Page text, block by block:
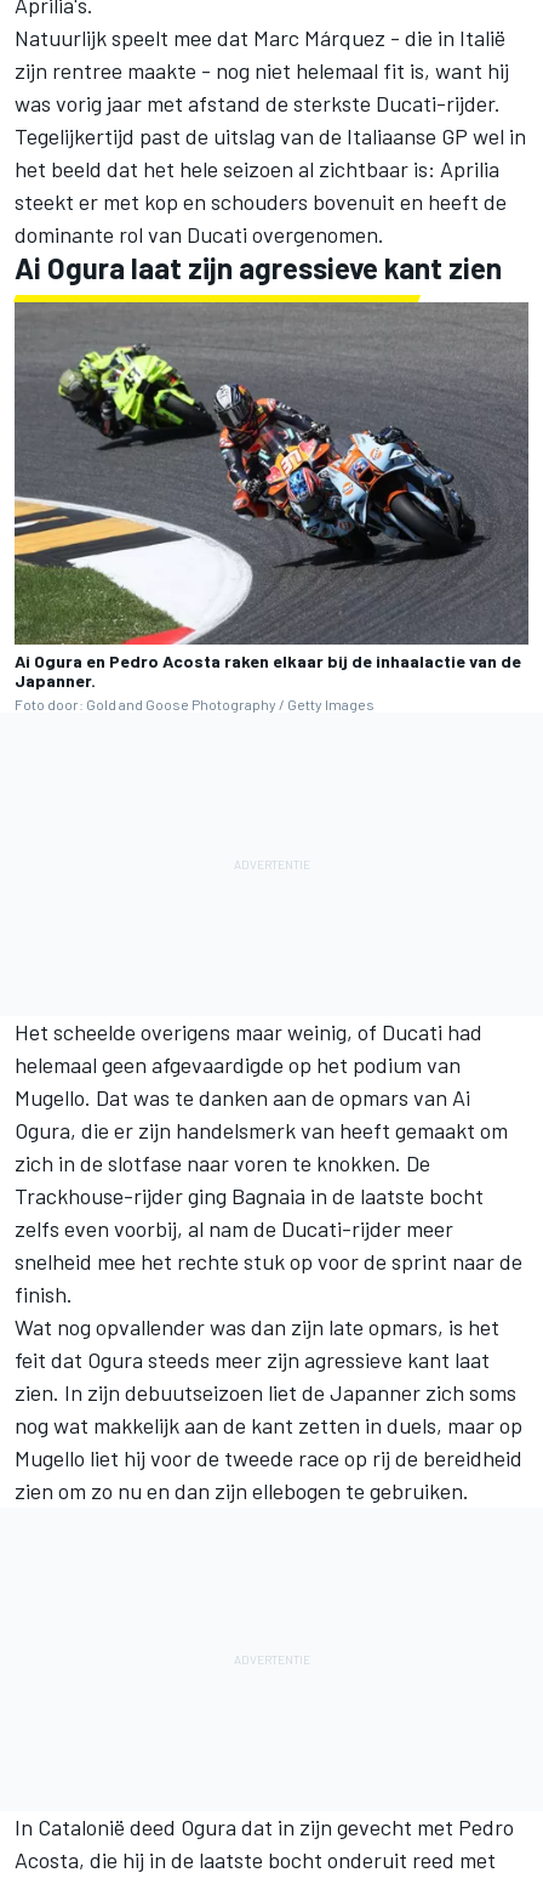
Natuurlijk speelt mee dat Marc Márquez - die in Italië
zijn rentree maakte - nog niet helemaal fit is, want hij
was vorig jaar met afstand de sterkste Ducati-rijder.
Tegelijkertijd past de uitslag van de Italiaanse GP wel in
het beeld dat het hele seizoen al zichtbaar is: Aprilia
steekt er met kop en schouders bovenuit en heeft de
dominante rol van Ducati overgenomen.
Ai Ogura laat zijn agressieve kant zien
Ai Ogura en Pedro Acosta raken elkaar bij de inhaalactie van de
Japanner.
Foto door: Gold and Goose Photography / Getty Images
Het scheelde overigens maar weinig, of Ducati had
helemaal geen afgevaardigde op het podium van
Mugello. Dat was te danken aan de opmars van Ai
Ogura, die er zijn handelsmerk van heeft gemaakt om
zich in de slotfase naar voren te knokken. De
Trackhouse-rijder ging Bagnaia in de laatste bocht
zelfs even voorbij, al nam de Ducati-rijder meer
snelheid mee het rechte stuk op voor de sprint naar de
finish.
Wat nog opvallender was dan zijn late opmars, is het
feit dat Ogura steeds meer zijn agressieve kant laat
zien. In zijn debuutseizoen liet de Japanner zich soms
nog wat makkelijk aan de kant zetten in duels, maar op
Mugello liet hij voor de tweede race op rij de bereidheid
zien om zo nu en dan zijn ellebogen te gebruiken.
In Catalonië deed Ogura dat in zijn gevecht met Pedro
Acosta, die hij in de laatste bocht onderuit reed met